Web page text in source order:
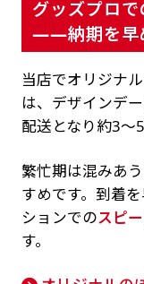
グッズプロ
——納期を早
当店でオリジナ
は、デザインデ
配送となり約3～
繁忙期は混みあ
すめです。到着
ションでのスピ
す。